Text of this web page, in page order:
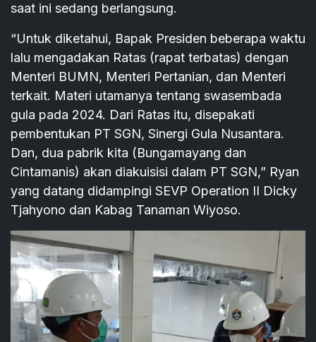
saat ini sedang berlangsung.
“Untuk diketahui, Bapak Presiden beberapa waktu
lalu mengadakan Ratas (rapat terbatas) dengan
Menteri BUMN, Menteri Pertanian, dan Menteri
terkait. Materi utamanya tentang swasembada
gula pada 2024. Dari Ratas itu, disepakati
pembentukan PT SGN, Sinergi Gula Nusantara.
Dan, dua pabrik kita (Bungamayang dan
Cintamanis) akan diakuisisi dalam PT SGN,” Ryan
yang datang didampingi SEVP Operation II Dicky
Tjahyono dan Kabag Tanaman Wiyoso.